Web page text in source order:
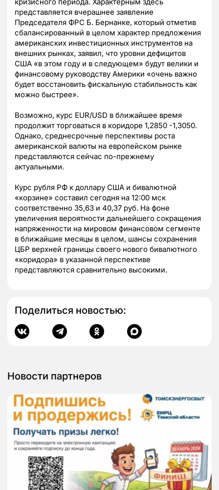
кризисного периода. Характерным здесь
представляется вчерашнее заявление
Председателя ФРС Б. Бернанке, который отметив
сбалансированный в целом характер предложения
американских инвестиционных инструментов на
внешних рынках, заявил, что уровни дефицитов
США «в этом году и в следующем» будут велики и
финансовому руководству Америки «очень важно
будет восстановить фискальную стабильность как
можно быстрее».
Возможно, курс EUR/USD в ближайшее время
продолжит торговаться в коридоре 1,2850 -1,3050.
Однако, среднесрочные перспективы роста
американской валюты на европейском рынке
представляются сейчас по-прежнему
актуальными.
Курс рубля РФ к доллару США и бивалютной
«корзине» составил сегодня на 12:00 мск
соответственно 35,63 и 40,37 руб. На фоне
увеличения вероятности дальнейшего сокращения
напряженности на мировом финансовом сегменте
в ближайшие месяцы в целом, шансы сохранения
ЦБР верхней границы своего нового бивалютного
«коридора» в указанной перспективе
представляются сравнительно высокими.
Поделиться новостью:
Новости партнеров